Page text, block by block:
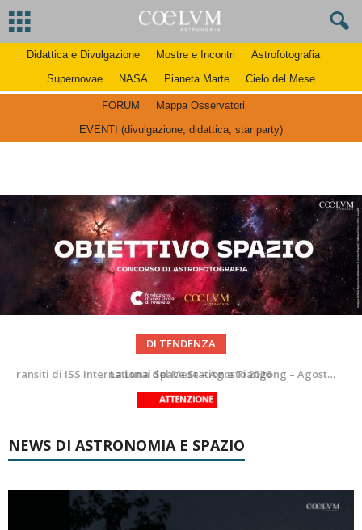
Didattica e Divulgazione Mostre e Incontri
Astrofotografia
Supernovae
NASA Pianeta Marte Cielo del Mese
FORUM
Mappa Osservatori
EVENTI (divulgazione, didattica, star party)
DI TENDENZA
La Luna del Mese – Agosto 2026
NEWS DI ASTRONOMIA E SPAZIO